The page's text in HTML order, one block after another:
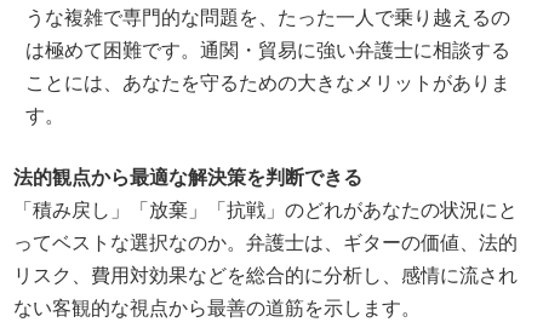
うな複雑で専門的な問題を、たった一人で乗り越えるの
は極めて困難です。通関・貿易に強い弁護士に相談する
ことには、あなたを守るための大きなメリットがありま
す。
法的観点から最適な解決策を判断できる
「積み戻し」「放棄」「抗戦」のどれがあなたの状況にと
ってベストな選択なのか。弁護士は、ギターの価値、法的
リスク、費用対効果などを総合的に分析し、感情に流され
ない客観的な視点から最善の道筋を示します。